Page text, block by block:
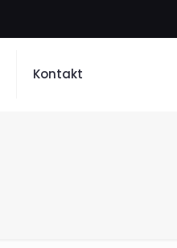
Kontakt